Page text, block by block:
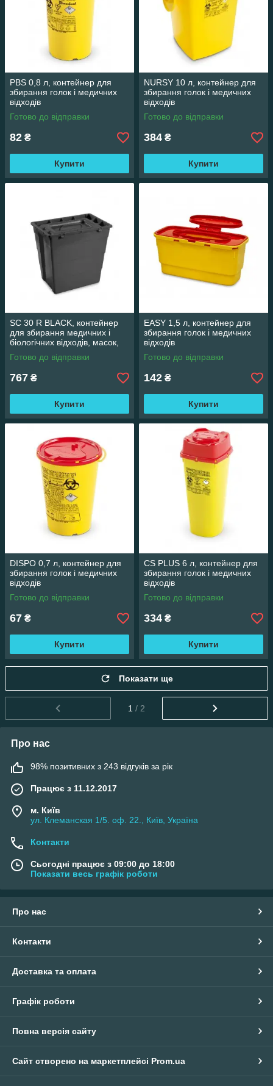
PBS 0,8 л, контейнер для
збирання голок і медичних
відходів
Готово до відправки
82 ₴
Купити
NURSY 10 л, контейнер для
збирання голок і медичних
відходів
Готово до відправки
384 ₴
Купити
SC 30 R BLACK, контейнер
для збирання медичних і
біологічних відходів, масок,
рукавичок, голок тощо (30 л)
Готово до відправки
767 ₴
Купити
EASY 1,5 л, контейнер для
збирання голок і медичних
відходів
Готово до відправки
142 ₴
Купити
DISPO 0,7 л, контейнер для
збирання голок і медичних
відходів
Готово до відправки
67 ₴
Купити
CS PLUS 6 л, контейнер для
збирання голок і медичних
відходів
Готово до відправки
334 ₴
Купити
Показати ще
1 / 2
Про нас
98% позитивних з 243 відгуків за рік
Працює з 11.12.2017
м. Київ
ул. Клеманская 1/5. оф. 22., Київ, Україна
Контакти
Сьогодні працює з 09:00 до 18:00
Показати весь графік роботи
Про нас
Контакти
Доставка та оплата
Графік роботи
Повна версія сайту
Сайт створено на маркетплейсі Prom.ua